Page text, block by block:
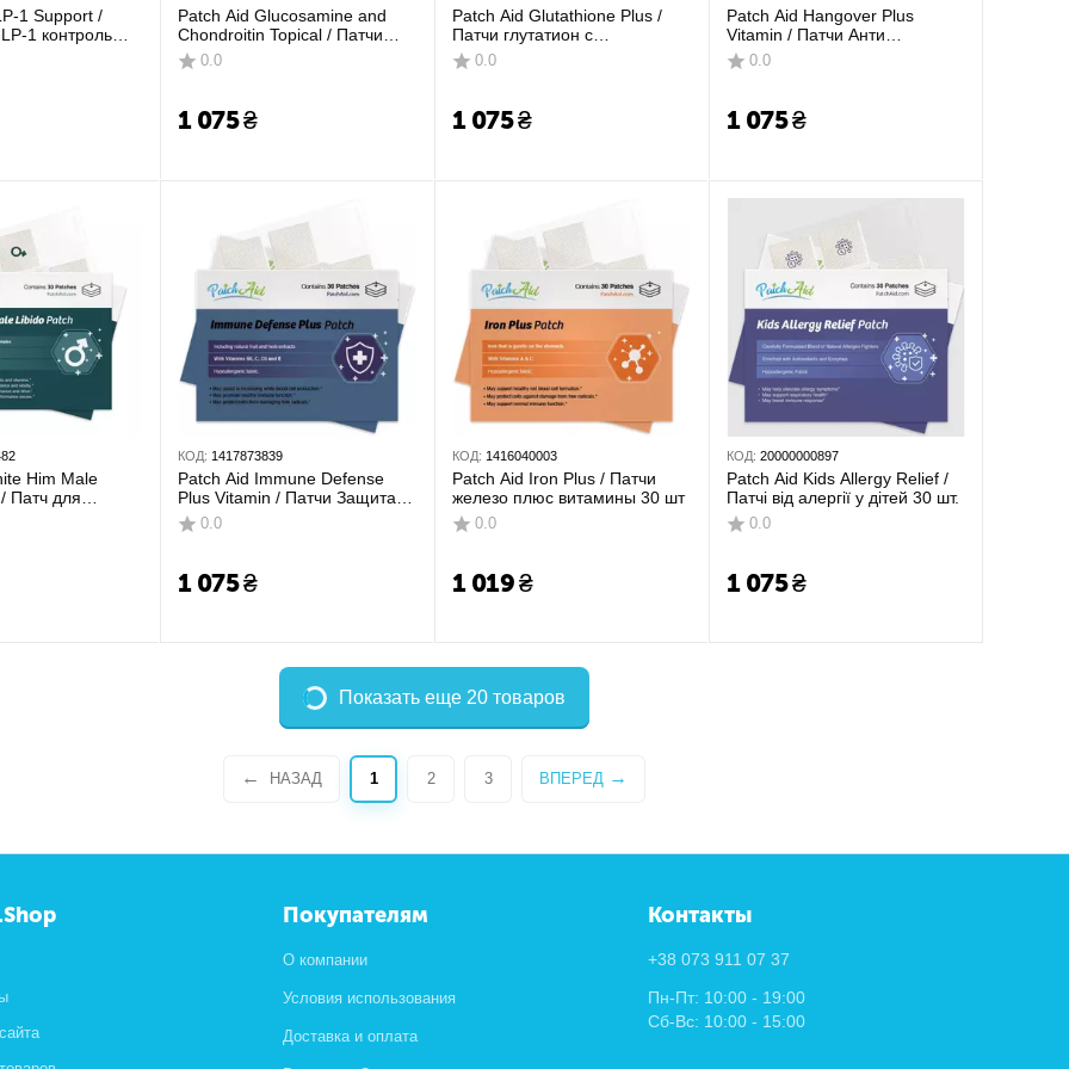
1 Support /
1 контроль
30 шт.
Patch Aid Glucosamine and
Chondroitin Topical / Патчи
Глюкозамин и хондроитин 30
шт
0.0
1 075₴
Patch Aid Glutathione Plus /
Патчи глутатион с
кофакторами 30 шт
0.0
1 075₴
Patch Aid Hangover Plus
Vitamin / Патчи Анти
похмелье 30 шт
0.0
1 075₴
Him Male
Патч для
в чоловіків
КОД: 1417873839
Patch Aid Immune Defense
Plus Vitamin / Патчи Защита
иммунитета 30 шт
0.0
1 075₴
КОД: 1416040003
Patch Aid Iron Plus / Патчи
железо плюс витамины 30 шт
0.0
1 019₴
КОД: 20000000897
Patch Aid Kids Allergy Relief /
Патчі від алергії у дітей 30 шт.
0.0
1 075₴
Показать еще 20 товаров
НАЗАД 1 2 3 ВПЕРЕД
Покупателям
О компании
Условия использования
Доставка и оплата
Контакты
+38 073 911 07 37
Пн-Пт: 10:00 - 19:00
Сб-Вс: 10:00 - 15:00